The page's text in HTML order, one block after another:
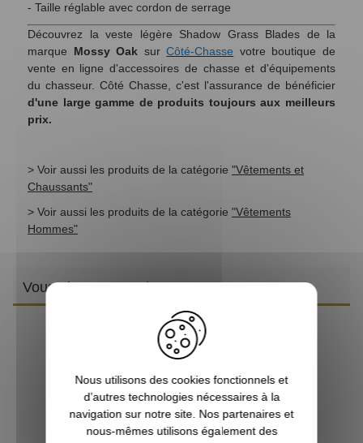
- Taille réglable avec cordon de serrage
Découvrez la veste légère Shadow Grass Blades de la
marque Mossy Oak surCôté-Chasse votre boutique de
vente en ligne d'accessoires de chasse et d'équipements
du chasseur. Côté Chasse, c'est l'assurance de bénéficier
d'une large gamme de produits toujours aux meilleurs
prix.
> Voir aussi les produits de la catégorie "Vêtements et
Chaussants"
> Voir aussi les produits de la catégorie "Vêtements
Hommes"
Vous aimerez aussi
Nous utilisons des cookies fonctionnels et
d’autres technologies nécessaires à la
navigation sur notre site. Nos partenaires et
nous-mêmes utilisons également des